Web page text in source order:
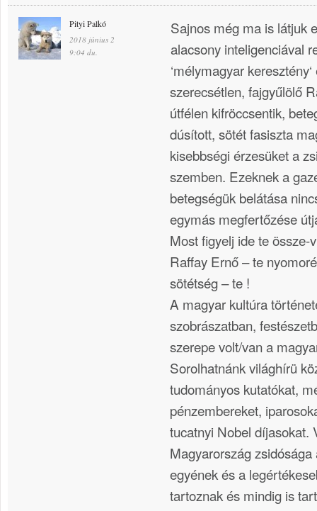
Pityi Palkó
2018 június 2
9:04 du.
Sajnos még ma is látjuk
alacsony inteligenciával
‘mélymagyar
szerecsétlen, fajgyűlölő
útfélen kifröccsentik,
dúsított, sötét fasiszta
kisebbségi érzesüket a
szemben. Ezeknek a
betegségük belátása
egymás megfertőzése
Most figyelj ide te össze-
Raffay Ernő – te
sötétség – te !
A magyar kultúra
szobrászatban,
szerepe volt/van a
Sorolhatnánk világhírü
tudományos kutatókat,
pénzembereket,
tucatnyi Nobel díjasokat.
Magyarország
egyének és a
tartoznak és mindig is